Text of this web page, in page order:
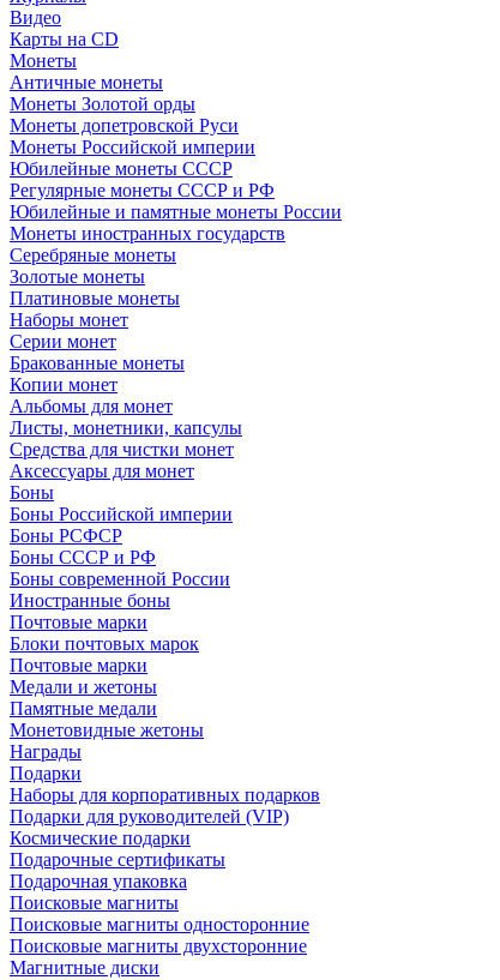
Видео
Карты на CD
Монеты
Античные монеты
Монеты Золотой орды
Монеты допетровской Руси
Монеты Российской империи
Юбилейные монеты СССР
Регулярные монеты СССР и РФ
Юбилейные и памятные монеты России
Монеты иностранных государств
Серебряные монеты
Золотые монеты
Платиновые монеты
Наборы монет
Серии монет
Бракованные монеты
Копии монет
Альбомы для монет
Листы, монетники, капсулы
Средства для чистки монет
Аксессуары для монет
Боны
Боны Российской империи
Боны РСФСР
Боны СССР и РФ
Боны современной России
Иностранные боны
Почтовые марки
Блоки почтовых марок
Почтовые марки
Медали и жетоны
Памятные медали
Монетовидные жетоны
Награды
Подарки
Наборы для корпоративных подарков
Подарки для руководителей (VIP)
Космические подарки
Подарочные сертификаты
Подарочная упаковка
Поисковые магниты
Поисковые магниты односторонние
Поисковые магниты двухсторонние
Магнитные диски